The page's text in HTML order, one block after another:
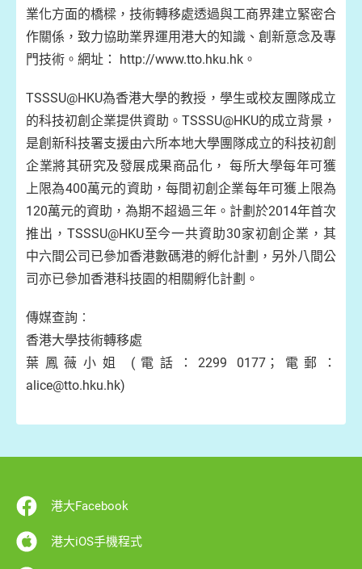
業化方面的橋樑，技術轉移處透過與工商界建立緊密合
作關係，致力協助業界運用港大的知識、創新意念及專
門技術。網址： http://www.tto.hku.hk。
TSSSU@HKU為香港大學的教授，學生或校友團隊成立
的科技初創企業提供資助。TSSSU@HKU的成立背景，
是創新科技署支援由六所本地大學團隊成立的科技初創
企業將其研究及發展成果商品化， 每所大學每年可獲
上限為400萬元的資助，每間初創企業每年可獲上限為
120萬元的資助，為期不超過三年。計劃於2014年首次
推出，TSSSU@HKU至今一共資助30家初創企業，其
中六間公司已參加香港數碼港的孵化計劃，另外八間公
司亦已參加香港科技園的相關孵化計劃。
傳媒查詢︰
香港大學技術轉移處
葉鳳薇小姐 (電話：2299 0177；電郵：
alice@tto.hku.hk)
港大Facebook
港大iOS手機程式